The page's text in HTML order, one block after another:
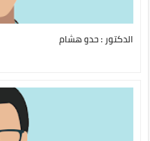
الدكتور : حدو هشام